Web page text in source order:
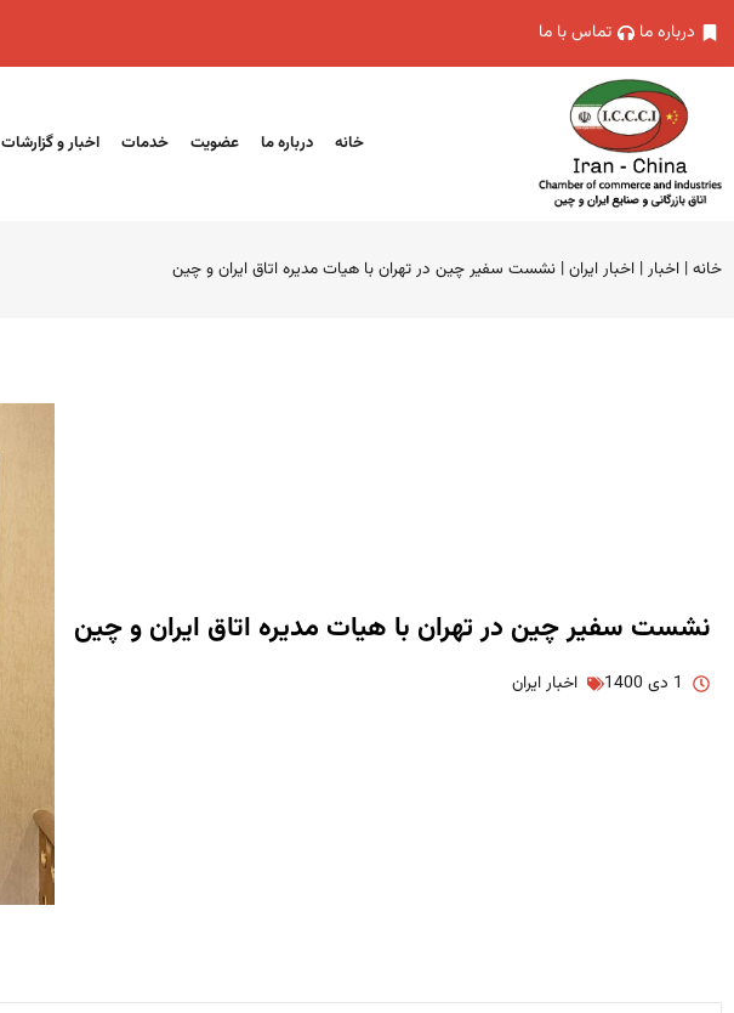
درباره ما تماس با ما
خانه درباره ما عضویت خدمات اخبار و گزارشات
خانه| اخبار | اخبار ایران| نشست سفیر چین در تهران با هیات مدیره اتاق ایران و چین
نشست سفیر چین در تهران با هیات مدیره اتاق ایران و چین
1 دی 1400 اخبار ایران